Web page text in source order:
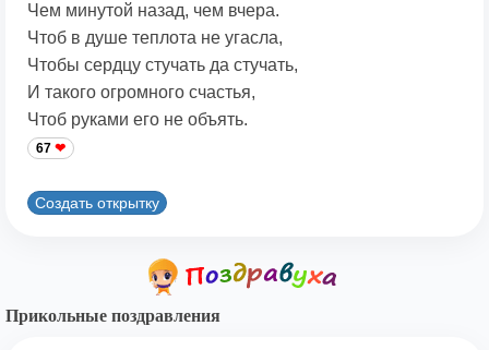
Чем минутой назад, чем вчера.
Чтоб в душе теплота не угасла,
Чтобы сердцу стучать да стучать,
И такого огромного счастья,
Чтоб руками его не объять.
67
Создать открытку
Прикольные поздравления